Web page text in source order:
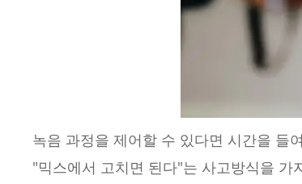
녹음 과정을 제어할 수 있다면 시간을 들
"믹스에서 고치면 된다"는 사고방식을 가